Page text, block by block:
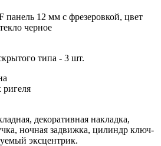
панель 12 мм с фрезеровкой, цвет
черное
типа - 3 шт.
декоративная накладка,
ночная задвижка, цилиндр ключ-
эксцентрик.